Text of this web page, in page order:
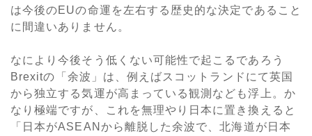
は今後のEUの命運を左右する歴史的な決定であること
に間違いありません。
なにより今後そう低くない可能性で起こるであろう
Brexitの「余波」は、例えばスコットランドにて英国
から独立する気運が高まっている観測なども浮上。か
なり極端ですが、これを無理やり日本に置き換えると
「日本がASEANから離脱した余波で、北海道が日本